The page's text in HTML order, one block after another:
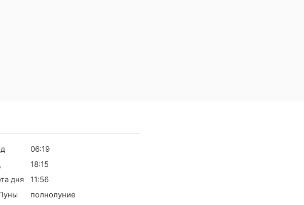
06:19
18:15
дня
11:56
полнолуние